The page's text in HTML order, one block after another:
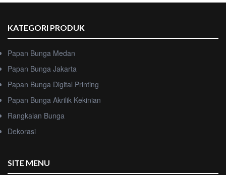
KATEGORI PRODUK
Papan Bunga Medan
Papan Bunga Jakarta
Papan Bunga Digital Printing
Papan Bunga Akrilik Kekinian
Rangkaian Bunga
Dekorasi
SITE MENU